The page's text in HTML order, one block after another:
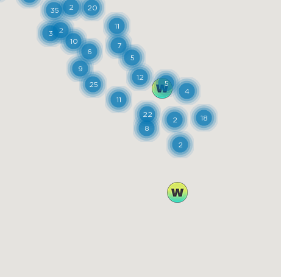
22
12
8
25
6
5
3
11
35
7
2
20
11
9
2
2
5
10
2
18
4